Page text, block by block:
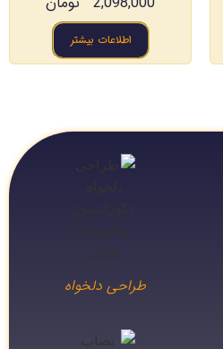
اطلاعات بیشتر
طراحی دلخواه